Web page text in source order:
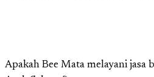
Apakah Bee Mata melayani jasa